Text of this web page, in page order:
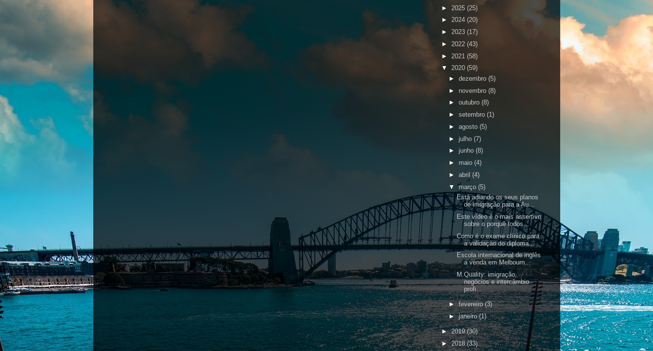
► 2025 (25)
► 2024 (20)
► 2023 (17)
► 2022 (43)
► 2021 (58)
▼ 2020 (59)
►dezembro(5)
► novembro(8)
►outubro(8)
►setembro(1)
►agosto(5)
► julho(7)
► junho(8)
► maio(4)
►abril(4)
▼março(5)
Está adiando os seus planos
de imigração para a Au...
Este vídeo é o mais assertivo
sobre o porquê todos...
Como é o exame clínico para
a validação do diploma...
Escola internacional de inglês
a venda em Melbourn...
M.Quality: imigração,
negócios e intercâmbio
profi...
►fevereiro(3)
►janeiro(1)
►2019(30)
►2018(33)